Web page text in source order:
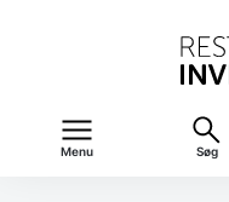
Menu Søg